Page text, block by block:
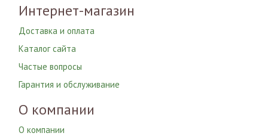
Интернет-магазин
Доставка и оплата
Каталог сайта
Частые вопросы
Гарантия и обслуживание
О компании
О компании